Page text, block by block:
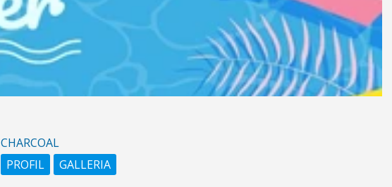
CHARCOAL
PROFIL
GALLERIA